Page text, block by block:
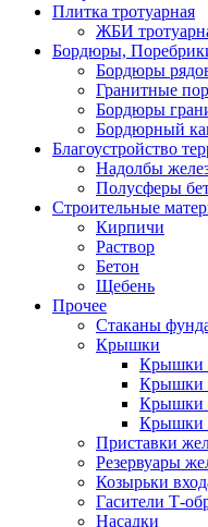
Плитка тротуарная
ЖБИ
Бордюры,
Бордюры
Гранитные
Бордюры
Бордюрный
Благоустройство
Надолбы
Полусферы
Строительные
Кирпичи
Раствор
Бетон
Щебень
Прочее
Стаканы
Крышки
Крышки
Крышки
Крышки
Крышки
Приставки
Резервуары
Козырьки
Гасители Т-
Насадки